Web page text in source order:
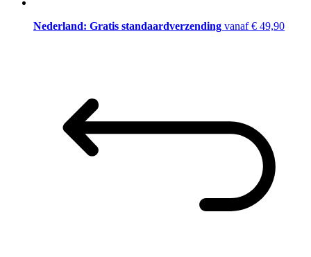
Nederland: Gratis standaardverzending vanaf € 49,90